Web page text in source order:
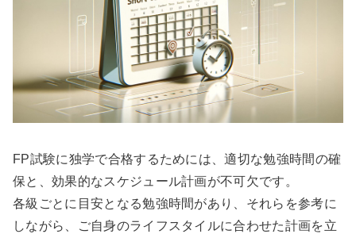
FP試験に独学で合格するためには、適切な勉強時間の確
保と、効果的なスケジュール計画が不可欠です。
各級ごとに目安となる勉強時間があり、それらを参考に
しながら、ご自身のライフスタイルに合わせた計画を立